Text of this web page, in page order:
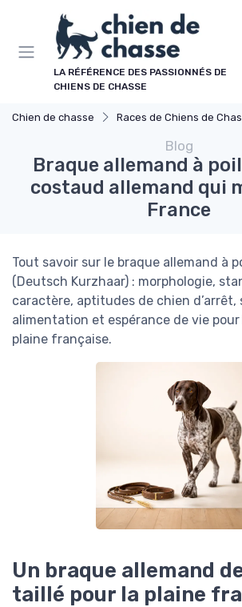
LA RÉFÉRENCE DES PASSIONNÉS DE
CHIENS DE CHASSE
Chien de chasse Races de Chiens de
Blog
Braque allemand à
costaud allemand qui
France
Tout savoir sur le braque allemand à
(Deutsch Kurzhaar) : morphologie,
caractère, aptitudes de chien d’arrêt,
alimentation et espérance de vie pour
plaine française.
Un braque allemand
taillé pour la plaine
Panneau de gestion des cookies